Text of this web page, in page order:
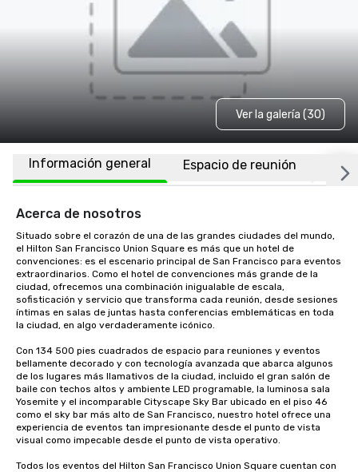
Ver la galería (30)
Información general Espacio de reunión
Acerca de nosotros
Situado sobre el corazón de una de las grandes ciudades del mundo,
el Hilton San Francisco Union Square es más que un hotel de
convenciones: es el escenario principal de San Francisco para eventos
extraordinarios. Como el hotel de convenciones más grande de la
ciudad, ofrecemos una combinación inigualable de escala,
sofisticación y servicio que transforma cada reunión, desde sesiones
íntimas en salas de juntas hasta conferencias emblemáticas en toda
la ciudad, en algo verdaderamente icónico.
Con 134 500 pies cuadrados de espacio para reuniones y eventos
bellamente decorado y con tecnología avanzada que abarca algunos
de los lugares más llamativos de la ciudad, incluido el gran salón de
baile con techos altos y ambiente LED programable, la luminosa sala
Yosemite y el incomparable Cityscape Sky Bar ubicado en el piso 46
como el sky bar más alto de San Francisco, nuestro hotel ofrece una
experiencia de eventos tan impresionante desde el punto de vista
visual como impecable desde el punto de vista operativo.
Todos los eventos del Hilton San Francisco Union Square cuentan con